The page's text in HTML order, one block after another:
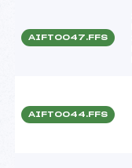
AIFT0047.FFS
AIFT0044.FFS